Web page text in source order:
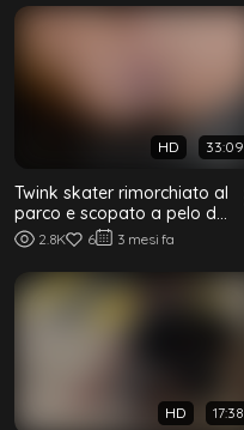
HD 33:09
Twink skater rimorchiato al
parco e scopato a pelo da
uno stallone tatuato
2.8K 6 3 mesi fa
HD 17:38